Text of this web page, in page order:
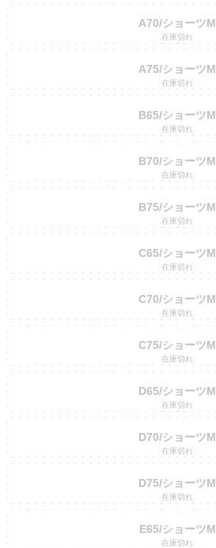
A70/ショーツM
在庫切れ
A75/ショーツM
在庫切れ
B65/ショーツM
在庫切れ
B70/ショーツM
在庫切れ
B75/ショーツM
在庫切れ
C65/ショーツM
在庫切れ
C70/ショーツM
在庫切れ
C75/ショーツM
在庫切れ
D65/ショーツM
在庫切れ
D70/ショーツM
在庫切れ
D75/ショーツM
在庫切れ
E65/ショーツM
在庫切れ